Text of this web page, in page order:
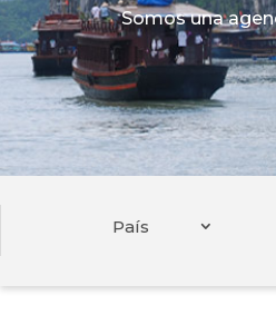
Somos una
País